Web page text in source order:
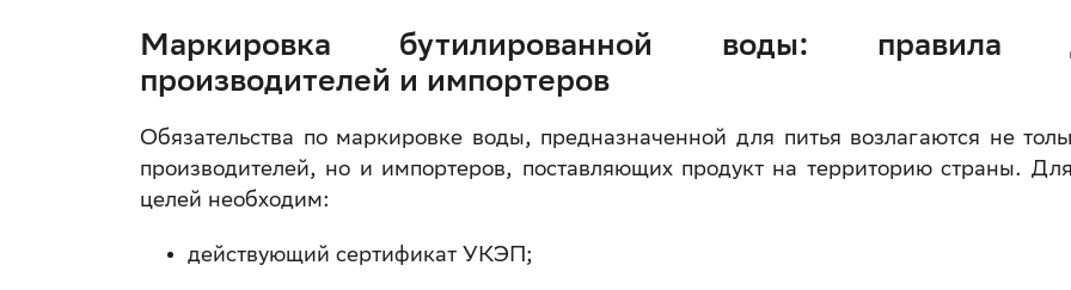
Маркировка бутилированной воды: правила
производителей и импортеров
Обязательства по маркировке воды, предназначенной для питья возлагаются не
производителей, но и импортеров, поставляющих продукт на территорию страны.
целей необходим:
действующий сертификат УКЭП;